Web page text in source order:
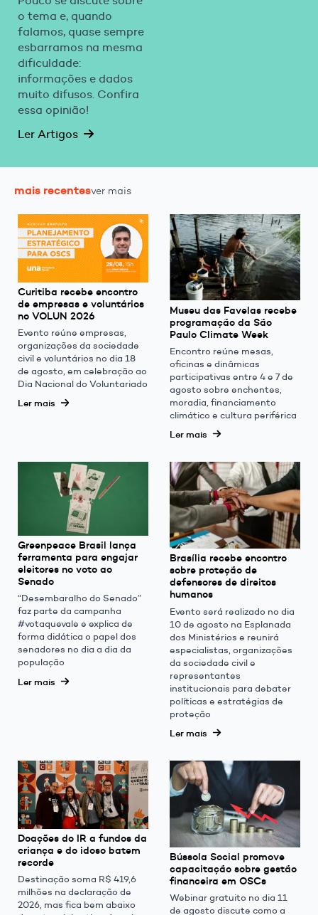
o tema e, quando
falamos, quase sempre
esbarramos na mesma
dificuldade:
informações e dados
muito difusos. Confira
essa opinião!
Ler Artigos
mais recentesver mais
Curitiba recebe encontro
de empresas e voluntários
no VOLUN 2026
Evento reúne empresas,
organizações da sociedade
civil e voluntários no dia 18
de agosto, em celebração ao
Dia Nacional do Voluntariado
Ler mais
Museu das Favelas recebe
programação da São
Paulo Climate Week
Encontro reúne mesas,
oficinas e dinâmicas
participativas entre 4 e 7 de
agosto sobre enchentes,
moradia, financiamento
climático e cultura periférica
Ler mais
Greenpeace Brasil lança
ferramenta para engajar
eleitores no voto ao
Senado
“Desembaralho do Senado”
faz parte da campanha
#votaquevale e explica de
forma didática o papel dos
senadores no dia a dia da
população
Ler mais
Brasília recebe encontro
sobre proteção de
defensores de direitos
humanos
Evento será realizado no dia
10 de agosto na Esplanada
dos Ministérios e reunirá
especialistas, organizações
da sociedade civil e
representantes
institucionais para debater
políticas e estratégias de
proteção
Ler mais
Doações do IR a fundos da
criança e do idoso batem
recorde
Destinação soma R$ 419,6
milhões na declaração de
2026, mas fica bem abaixo
Bússola Social promove
capacitação sobre gestão
financeira em OSCs
Webinar gratuito no dia 11
de agosto discute como a